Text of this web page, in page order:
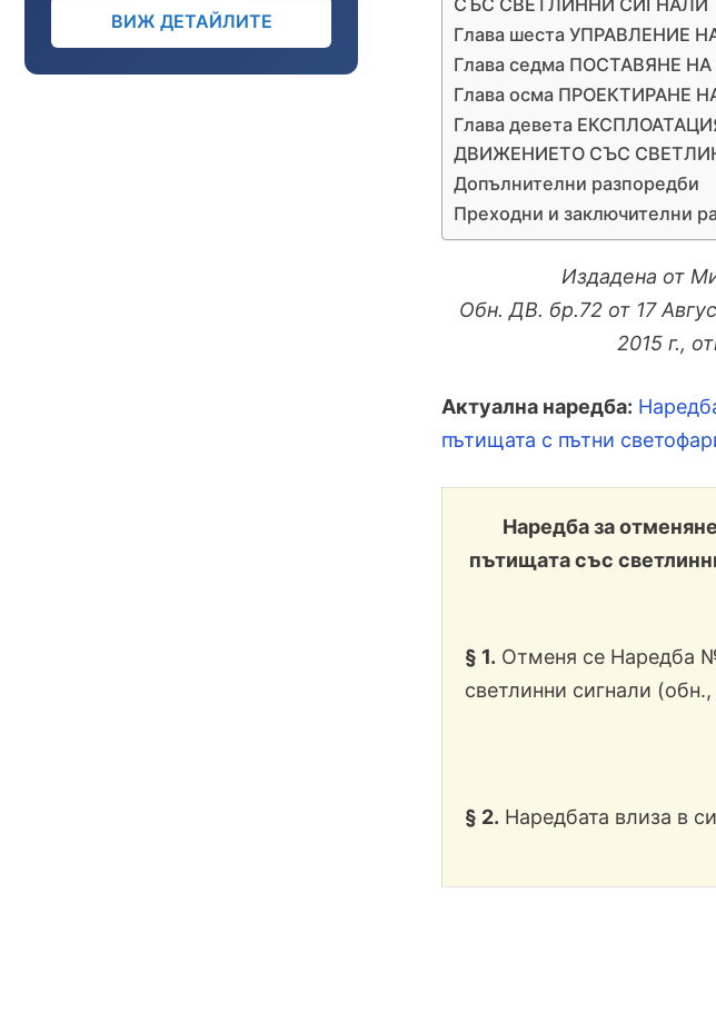
Глава шеста УПРАВЛЕНИЕ
Глава седма ПОСТАВЯНЕ
Глава осма ПРОЕКТИРАНЕ
Глава девета
ДВИЖЕНИЕТО СЪС
Допълнителни разпоредби
Преходни и заключителни
Издадена от
Обн. ДВ. бр.72 от 17
2015 г.,
Актуална наредба:
пътищата с пътни
Наредба за
пътищата със
§ 1. Отменя се Наредба
светлинни сигнали
§ 2. Наредбата влиза в
ВИЖ ДЕТАЙЛИТЕ